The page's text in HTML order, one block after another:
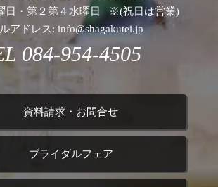
日・第２第４水曜日 ※(祝日は営業)
アドレス: info@shagakutei.jp
084-954-4505
資料請求・お問合せ
ブライダルフェア